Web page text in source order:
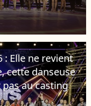
: Elle ne revient
cette danseuse
au casting